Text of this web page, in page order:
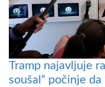
Tramp najavljuje
soušal“ počinje